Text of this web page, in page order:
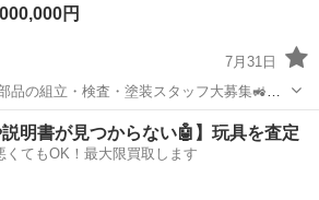
円
7月31日
品の組立・検査・塗装スタッフ大募集🚜
たい」「安定した高時給で働きたい」そん
介します！）
未経験
説明書が見つからない🤖】玩具を査定
くてもOK！最大限買取します